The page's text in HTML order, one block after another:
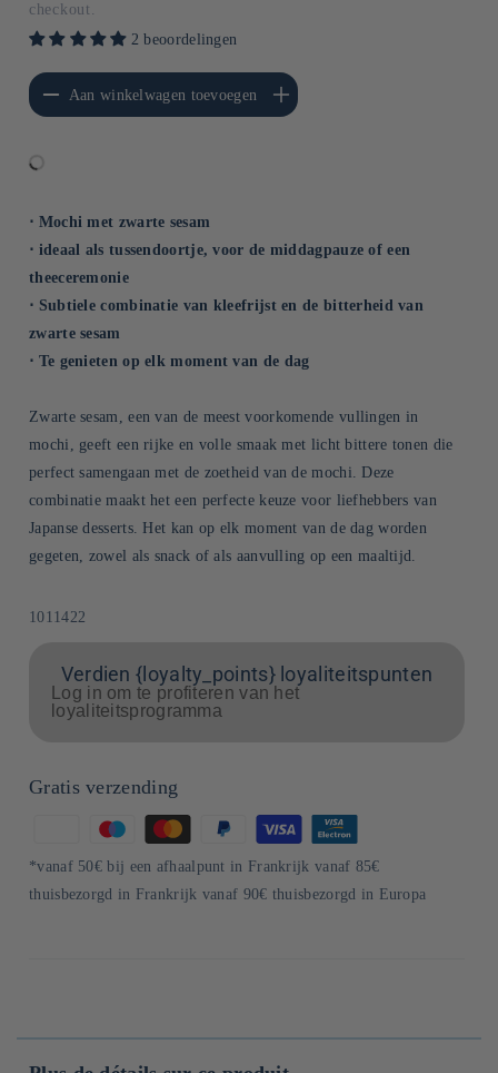
checkout.
2 beoordelingen
voor Default
Title
Aan winkelwagen toevoegen
Aantal verhogen voor Default
Title
⋅ Mochi met zwarte sesam
⋅ ideaal als tussendoortje, voor de middagpauze of een
theeceremonie
⋅ Subtiele combinatie van kleefrijst en de bitterheid van
zwarte sesam
⋅ Te genieten op elk moment van de dag
Zwarte sesam, een van de meest voorkomende vullingen in
mochi, geeft een rijke en volle smaak met licht bittere tonen die
perfect samengaan met de zoetheid van de mochi. Deze
combinatie maakt het een perfecte keuze voor liefhebbers van
Japanse desserts. Het kan op elk moment van de dag worden
gegeten, zowel als snack of als aanvulling op een maaltijd.
SKU:
1011422
Verdien {loyalty_points} loyaliteitspunten
Log in om te profiteren van het
loyaliteitsprogramma
Gratis verzending
Betaalmethoden
*vanaf 50€ bij een afhaalpunt in Frankrijk vanaf 85€
thuisbezorgd in Frankrijk vanaf 90€ thuisbezorgd in Europa